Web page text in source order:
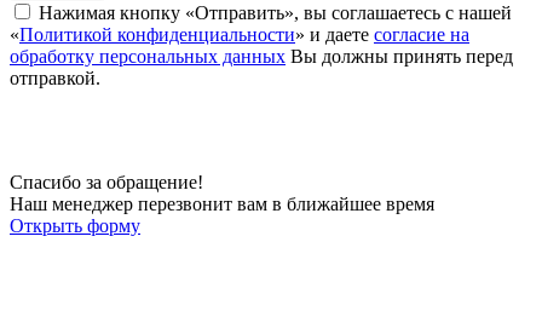
Нажимая кнопку «Отправить», вы соглашаетесь с нашей
«Политикой конфиденциальности» и даете согласие на
обработку персональных данных Вы должны принять перед
отправкой.
Спасибо за обращение!
Наш менеджер перезвонит вам в ближайшее время
Открыть форму